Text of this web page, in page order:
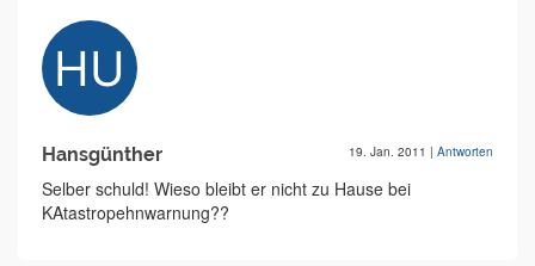
Hansgünther 19. Jan. 2011 | Antworten
Selber schuld! Wieso bleibt er nicht zu Hause bei
KAtastropehnwarnung??